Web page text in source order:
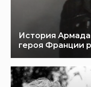
История
героя Франции